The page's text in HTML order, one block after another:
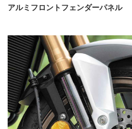
アルミフロントフェンダーパネル